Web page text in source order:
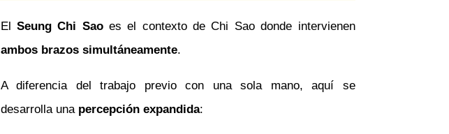
El Seung Chi Saoes el contexto de Chi Sao donde intervienen
ambos brazos simultáneamente.
A diferencia del trabajo previo con una sola mano, aquí se
desarrolla una percepción expandida: